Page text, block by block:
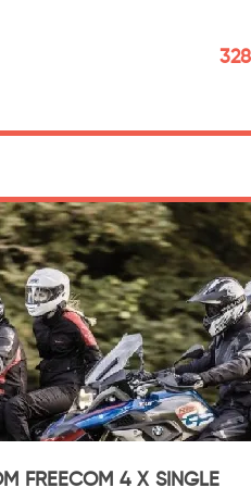
FREECOM 4 X SINGLE